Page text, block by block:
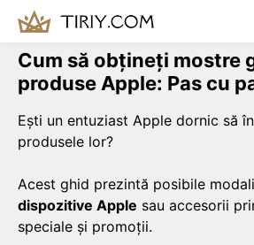
content
Cum să obțineți mostre
produse Apple: Pas cu
Ești un entuziast Apple dornic să
produsele lor?
Acest ghid prezintă posibile
dispozitive Apple sau accesorii
speciale și promoții.